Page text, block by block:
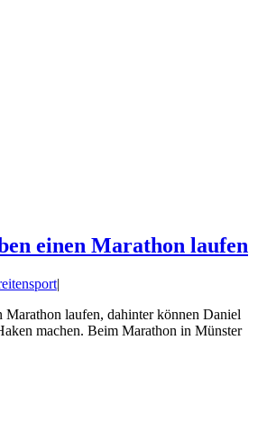
einen Marathon laufen
|
Marathon laufen, dahinter können Daniel
machen. Beim Marathon in Münster